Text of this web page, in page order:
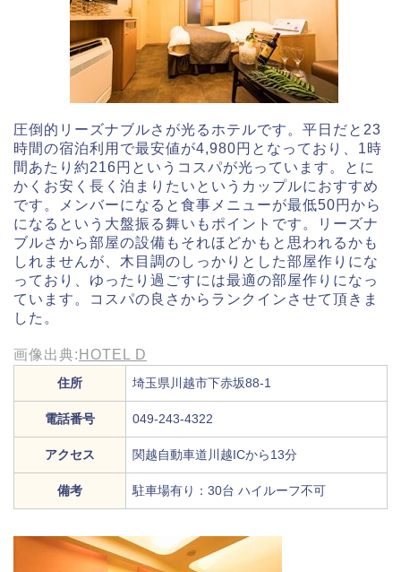
圧倒的リーズナブルさが光るホテルです。平日だと23
時間の宿泊利用で最安値が4,980円となっており、1時
間あたり約216円というコスパが光っています。とに
かくお安く長く泊まりたいというカップルにおすすめ
です。メンバーになると食事メニューが最低50円から
になるという大盤振る舞いもポイントです。リーズナ
ブルさから部屋の設備もそれほどかもと思われるかも
しれませんが、木目調のしっかりとした部屋作りにな
っており、ゆったり過ごすには最適の部屋作りになっ
ています。コスパの良さからランクインさせて頂きま
した。
画像出典: HOTEL D
住所 埼玉県川越市下赤坂88-1
電話番号 049-243-4322
アクセス 関越自動車道川越ICから13分
備考 駐車場有り：30台 ハイルーフ不可